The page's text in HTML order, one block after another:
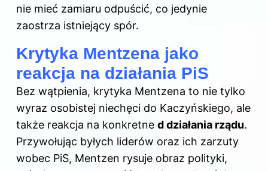
nie mieć zamiaru odpuścić, co jedynie
zaostrza istniejący spór.
Krytyka Mentzena jako
reakcja na działania PiS
Bez wątpienia, krytyka Mentzena to nie tylko
wyraz osobistej niechęci do Kaczyńskiego, ale
także reakcja na konkretne d działania rządu.
Przywołując byłych liderów oraz ich zarzuty
wobec PiS, Mentzen rysuje obraz polityki,